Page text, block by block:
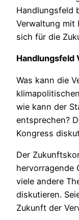
Handlungsfeld
Verwaltung mit
sich für die
Handlungsfeld
Was kann die
wie kann der
entsprechen?
Kongress
Der
hervorragende
viele andere
diskutieren.
Zukunft der